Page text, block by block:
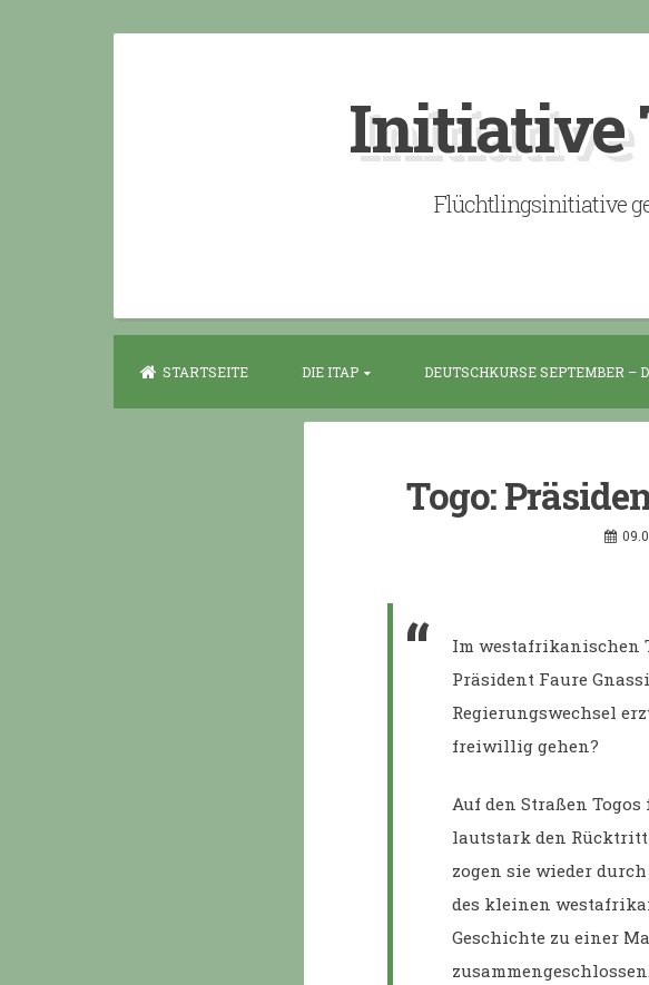
Initiative
Flüchtlingsinitiative
STARTSEITE DIE ITAP DEUTSCHKURSE SEPTEMBER –
Togo:
Im westafrikanischen
Präsident Faure
Regierungswechsel
freiwillig gehen?
Auf den Straßen
lautstark den Rücktritt
zogen sie wieder
des kleinen
Geschichte zu einer